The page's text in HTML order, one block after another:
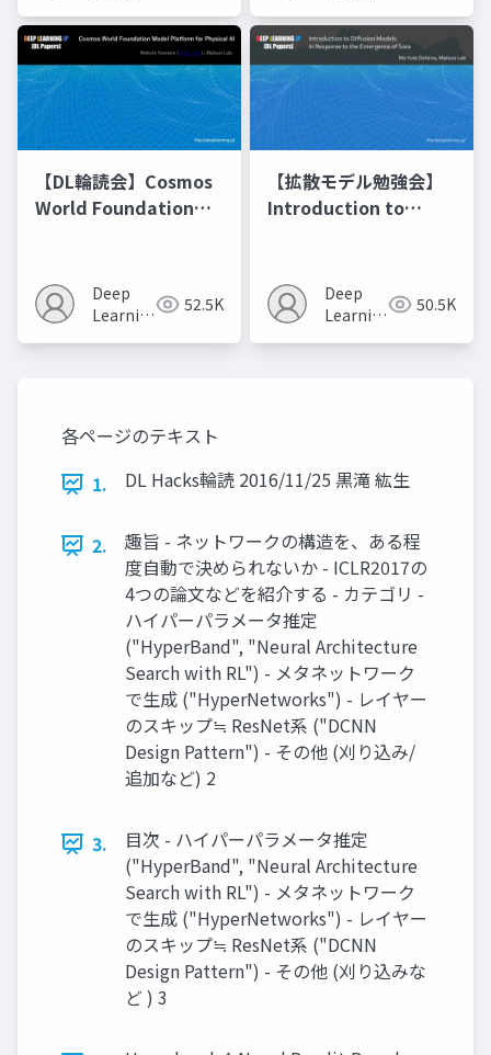
【DL輪読会】Cosmos
World Foundation
Deep
Learning
52.5K
【拡散モデル勉強会】
Introduction to
Deep
Learning
50.5K
各ページのテキスト
1.
DL Hacks輪読 2016/11/25 黒滝 紘生
2.
趣旨 - ネットワークの構造を、ある程
度自動で決められないか - ICLR2017の
4つの論文などを紹介する - カテゴリ -
ハイパーパラメータ推定
("HyperBand", "Neural Architecture
Search with RL") - メタネットワーク
で生成 ("HyperNetworks") - レイヤー
のスキップ≒ ResNet系 ("DCNN
Design Pattern") - その他 (刈り込み/
追加など) 2
3.
目次 - ハイパーパラメータ推定
("HyperBand", "Neural Architecture
Search with RL") - メタネットワーク
で生成 ("HyperNetworks") - レイヤー
のスキップ≒ ResNet系 ("DCNN
Design Pattern") - その他 (刈り込みな
ど ) 3